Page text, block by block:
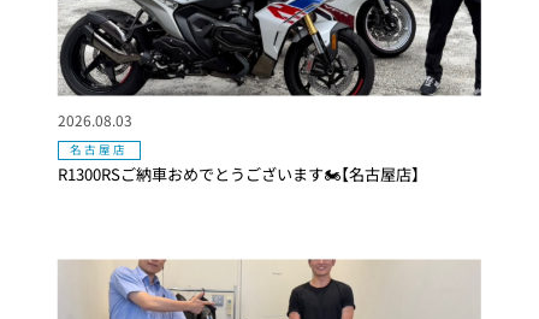
R1300RSご納車おめでとうございます🏍【名古屋店】
2026.08.03
名古屋店